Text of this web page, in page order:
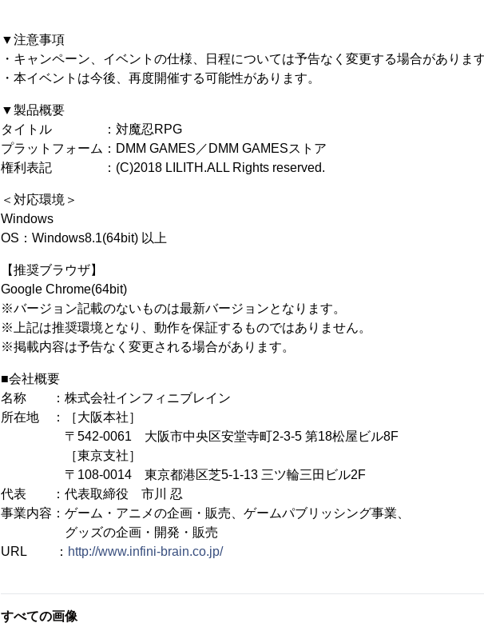
▼注意事項
・キャンペーン、イベントの仕様、日程については予告なく変更する場合がありま
・本イベントは今後、再度開催する可能性があります。
▼製品概要
タイトル ：対魔忍RPG
プラットフォーム：DMM GAMES／DMM GAMESストア
権利表記 ：(C)2018 LILITH.ALL Rights reserved.
＜対応環境＞
Windows
OS：Windows8.1(64bit) 以上
【推奨ブラウザ】
Google Chrome(64bit)
※バージョン記載のないものは最新バージョンとなります。
※上記は推奨環境となり、動作を保証するものではありません。
※掲載内容は予告なく変更される場合があります。
■会社概要
名称 ：株式会社インフィニブレイン
所在地 ：［大阪本社］
〒542-0061 大阪市中央区安堂寺町2-3-5 第18松屋ビル8F
［東京支社］
〒108-0014 東京都港区芝5-1-13 三ツ輪三田ビル2F
代表 ：代表取締役 市川 忍
事業内容：ゲーム・アニメの企画・販売、ゲームパブリッシング事業、
グッズの企画・開発・販売
URL ： http://www.infini-brain.co.jp/
すべての画像